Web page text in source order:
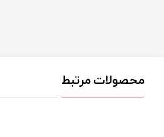
محصولات مرتبط